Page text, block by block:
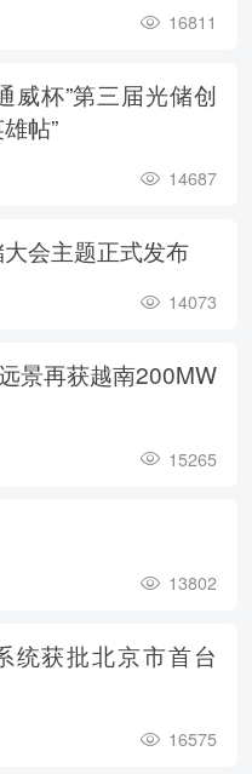
16811
威杯”第三届光储创
帖”
14687
会主题正式发布
14073
景再获越南200MW
15265
13802
统获批北京市首台
16575